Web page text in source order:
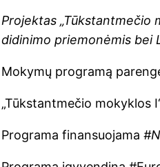
Projektas „Tūkstantmečio
didinimo priemonėmis bei
Mokymų programą
„Tūkstantmečio mokyklos
Programa finansuojama